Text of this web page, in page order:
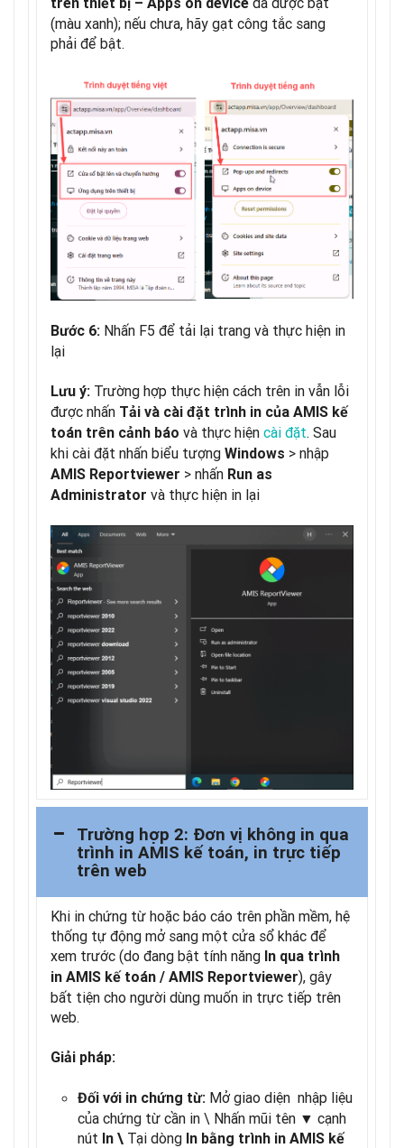
trên thiết bị – Apps on device
(màu xanh); nếu chưa, hãy gạt công tắc sang
phải để bật.
Bước 6: Nhấn F5 để tải lại trang và thực hiện in
lại
Lưu ý: Trường hợp thực hiện cách trên in vẫn lỗi
được nhấn Tải và cài đặt trình in của AMIS kế
toán trên cảnh báo và thực hiện cài đặt. Sau
khi cài đặt nhấn biểu tượng Windows > nhập
AMIS Reportviewer > nhấn Run as
Administrator và thực hiện in lại
Trường hợp 2: Đơn vị không in qua
trình in AMIS kế toán, in trực tiếp
trên web
Khi in chứng từ hoặc báo cáo trên phần mềm, hệ
thống tự động mở sang một cửa sổ khác để
xem trước (do đang bật tính năng In qua trình
in AMIS kế toán / AMIS Reportviewer), gây
bất tiện cho người dùng muốn in trực tiếp trên
web.
Giải pháp:
Đối với in chứng từ: Mở giao diện nhập liệu
của chứng từ cần in \ Nhấn mũi tên ▼ cạnh
nút In \ Tại dòng In bằng trình in AMIS kế